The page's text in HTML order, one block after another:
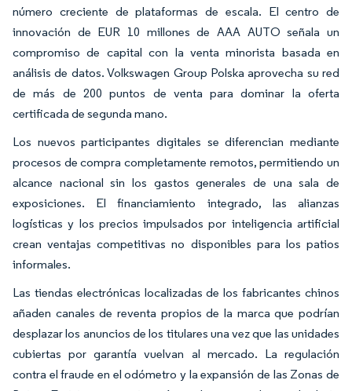
número creciente de plataformas de escala. El centro de
innovación de EUR 10 millones de AAA AUTO señala un
compromiso de capital con la venta minorista basada en
análisis de datos. Volkswagen Group Polska aprovecha su red
de más de 200 puntos de venta para dominar la oferta
certificada de segunda mano.
Los nuevos participantes digitales se diferencian mediante
procesos de compra completamente remotos, permitiendo un
alcance nacional sin los gastos generales de una sala de
exposiciones. El financiamiento integrado, las alianzas
logísticas y los precios impulsados por inteligencia artificial
crean ventajas competitivas no disponibles para los patios
informales.
Las tiendas electrónicas localizadas de los fabricantes chinos
añaden canales de reventa propios de la marca que podrían
desplazar los anuncios de los titulares una vez que las unidades
cubiertas por garantía vuelvan al mercado. La regulación
contra el fraude en el odómetro y la expansión de las Zonas de